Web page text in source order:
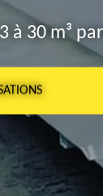
à 30 m³